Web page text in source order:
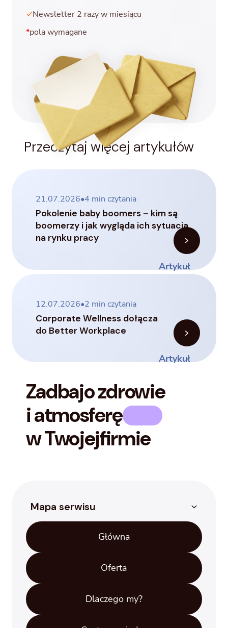
Newsletter 2 razy w miesiącu
*pola wymagane
Przeczytaj więcej artykułów
21.07.2026•4 min czytania
Pokolenie baby boomers – kim są
boomerzy i jak wygląda ich sytuacja
na rynku pracy
Artykuł
12.07.2026•2 min czytania
Corporate Wellness dołącza
do Better Workplace
Artykuł
Zadbajo zdrowie
i atmosferę
w Twojejfirmie
Mapa serwisu
Główna
Oferta
Dlaczego my?